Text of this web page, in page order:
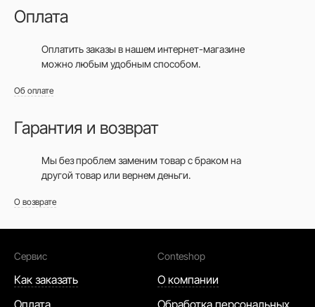
Оплата
Оплатить заказы в нашем интернет-магазине
можно любым удобным способом.
Об оплате
Гарантия и возврат
Мы без проблем заменим товар с браком на
другой товар или вернем деньги.
О возврате
Сервис
Как заказать
Оплата
Conteshop
О компании
Обработка персональных